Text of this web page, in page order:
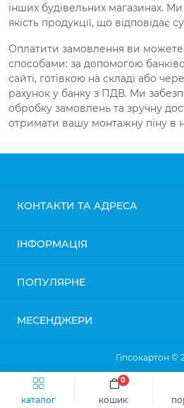
каталог кошик
0
інших будівельних магазинах.
якість продукції, що відповідає
Оплатити замовлення ви
способами: за допомогою
сайті, готівкою на складі або
рахунок у банку з ПДВ. Ми
обробку замовлень та зручну
отримати вашу монтажну піну в
КОНТАКТИ ТА АДРЕСА
Пн-Пт: з 9до 18
ІНФОРМАЦІЯ
Доставка
Політика конфіденційності
ПОПУЛЯРНЕ
Профіль для гіпсокартону
МЕСЕНДЖЕРИ
Viber
Гіпсокартон ©